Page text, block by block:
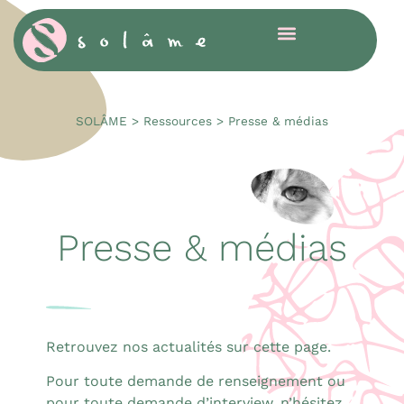
SOLÂME > Ressources > Presse & médias
Presse & médias
Retrouvez nos actualités sur cette page.
Pour toute demande de renseignement ou
Cookies management panel